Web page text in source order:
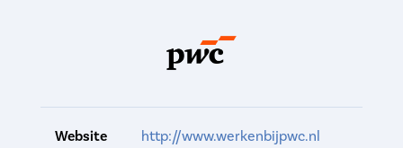
Website
http://www.werkenbijpwc.nl